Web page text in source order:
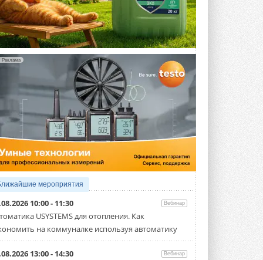
Для Арктики создали
технологию защиты
ветрогенераторов от аварий
Разработка учитывает влияние
мерзлоты, обледенения и снеговых ...
6 АВГУСТА 2026
Гибридный тепловой насос PV/T
с одним общим испарителем
Исследователи предложили
конструкцию двухисточникового ...
5 АВГУСТА 2026
21-й ежегодный форум
«ЦОД-2026»
Мероприятие пройдет 2-3 сентября в
отеле Radisson Slavyanskaya. Форум
посетит более двух тысяч участников ...
5 АВГУСТА 2026
Китайская Shenling представила
линейку тепловых насосов
«воздух-вода» на R290
Серия ThermaX R290 All-In-One
включает три модели ...
Реклама
мероприятия
10:00 - 11:30 Вебинар
USYSTEMS для отопления. Как
на коммуналке используя автоматику
13:00 - 14:30 Вебинар